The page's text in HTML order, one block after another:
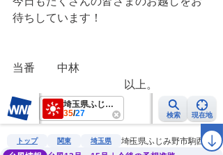
待ちしています！
当番　　中林
以上。